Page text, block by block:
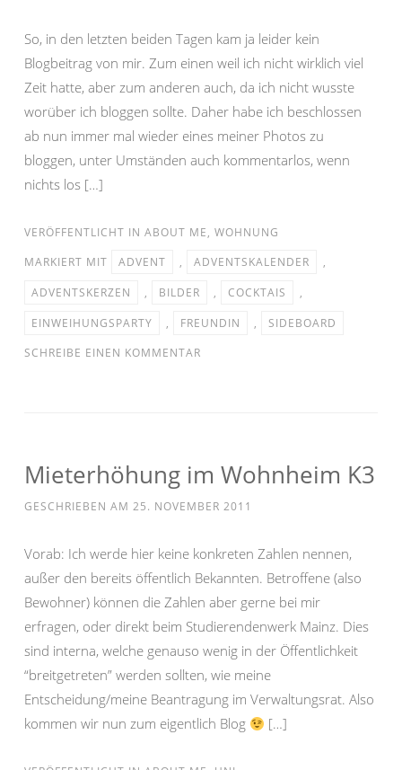
So, in den letzten beiden Tagen kam ja leider kein
Blogbeitrag von mir. Zum einen weil ich nicht wirklich viel
Zeit hatte, aber zum anderen auch, da ich nicht wusste
worüber ich bloggen sollte. Daher habe ich beschlossen
ab nun immer mal wieder eines meiner Photos zu
bloggen, unter Umständen auch kommentarlos, wenn
nichts los […]
VERÖFFENTLICHT IN ABOUT ME, WOHNUNG
MARKIERT MIT
ADVENT , ADVENTSKALENDER
,
ADVENTSKERZEN
, BILDER , COCKTAIS
,
EINWEIHUNGSPARTY
, FREUNDIN ,
SIDEBOARD
SCHREIBE EINEN KOMMENTAR
Mieterhöhung im Wohnheim K3
GESCHRIEBEN AM 25. NOVEMBER 2011
Vorab: Ich werde hier keine konkreten Zahlen nennen,
außer den bereits öffentlich Bekannten. Betroffene (also
Bewohner) können die Zahlen aber gerne bei mir
erfragen, oder direkt beim Studierendenwerk Mainz. Dies
sind interna, welche genauso wenig in der Öffentlichkeit
“breitgetreten” werden sollten, wie meine
Entscheidung/meine Beantragung im Verwaltungsrat. Also
kommen wir nun zum eigentlich Blog
[…]